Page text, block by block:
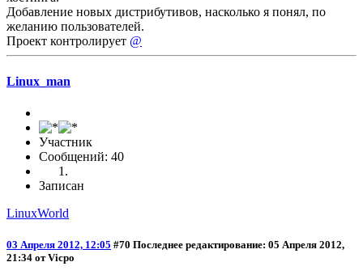
Добавление новых дистрибутивов, насколько я понял, по
желанию пользователей.
Проект контролирует @
Linux_man
Участник
Сообщений: 40
Записан
LinuxWorld
03 Апреля 2012, 12:05 #70 Последнее редактирование: 05 Апреля 2012,
21:34 от Vicpo